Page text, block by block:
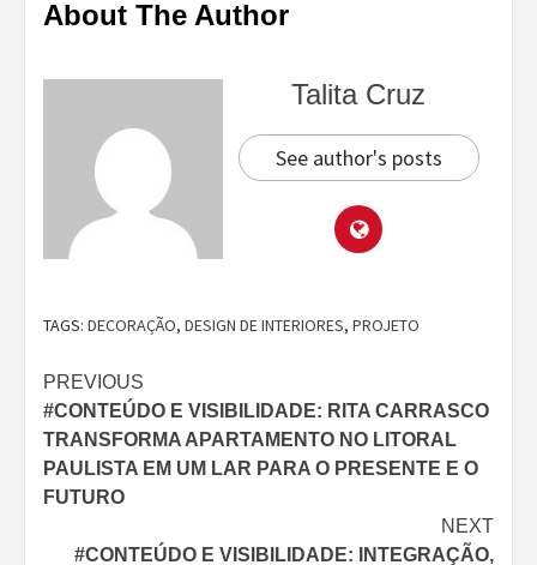
About The Author
Talita Cruz
See author's posts
TAGS: DECORAÇÃO, DESIGN DE INTERIORES, PROJETO
Continue
Reading
PREVIOUS
#CONTEÚDO E VISIBILIDADE: RITA CARRASCO
TRANSFORMA APARTAMENTO NO LITORAL
PAULISTA EM UM LAR PARA O PRESENTE E O
FUTURO
NEXT
#CONTEÚDO E VISIBILIDADE: INTEGRAÇÃO,